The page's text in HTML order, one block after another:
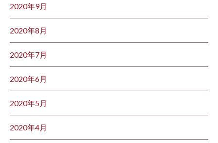
2020年9月
2020年8月
2020年7月
2020年6月
2020年5月
2020年4月